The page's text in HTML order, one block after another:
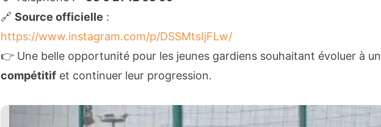
🔗 Source officielle :
https://www.instagram.com/p/DSSMtsIjFLw/
👉 Une belle opportunité pour les jeunes gardiens souhaitant évoluer à un
compétitif et continuer leur progression.